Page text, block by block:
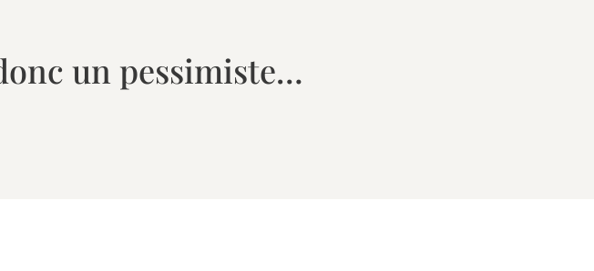
un pessimiste…